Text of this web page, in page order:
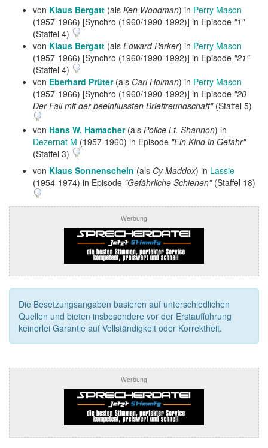
von Klaus Bergatt (als Ken Woodman) in Perry Mason
(1957-1966) [Synchro (1960/1990-1992)] in Episode "1"
(Staffel 4)
von Klaus Bergatt (als Edward Parker) in Perry Mason
(1957-1966) [Synchro (1960/1990-1992)] in Episode "21"
(Staffel 4)
von Eberhard Prüter(als Carl Holman) in Perry Mason
(1957-1966) [Synchro (1960/1990-1992)] in Episode "20
Der Fall mit der beeinflussten Brieffreundschaft"(Staffel 5)
von Hans W. Hamacher(als Police Lt. Shannon) in
Dezernat M (1957-1960) in Episode "Ein Kind in Gefahr"
(Staffel 3)
von Klaus Sonnenschein (als Cy Maddox) in Lassie
(1954-1974) in Episode "Gefährliche Schienen"(Staffel 18)
Werbung
Die Besetzungsangaben basieren auf unterschiedlichen
Quellen und bieten insbesondere vor der Erstaufführung
keinerlei Garantie auf Vollständigkeit oder Korrektheit.
Werbung